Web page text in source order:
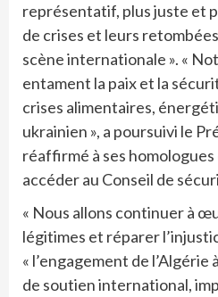
représentatif, plus juste et
de crises et leurs
scène internationale ». «
entament la paix et la
crises alimentaires,
ukrainien », a poursuivi le
réaffirmé à ses
accéder au Conseil de
« Nous allons continuer à
légitimes et réparer
« l’engagement de
de soutien international,